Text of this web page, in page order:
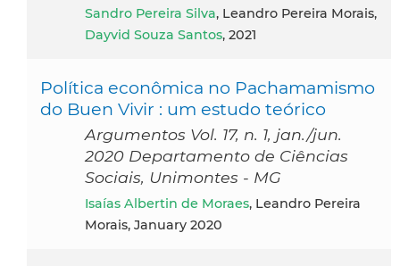
Sandro Pereira Silva, Leandro Pereira Morais,
Dayvid Souza Santos, 2021
Política econômica no Pachamamismo
do Buen Vivir : um estudo teórico
Argumentos Vol. 17, n. 1, jan./jun.
2020 Departamento de Ciências
Sociais, Unimontes - MG
Isaías Albertin de Moraes, Leandro Pereira
Morais, January 2020